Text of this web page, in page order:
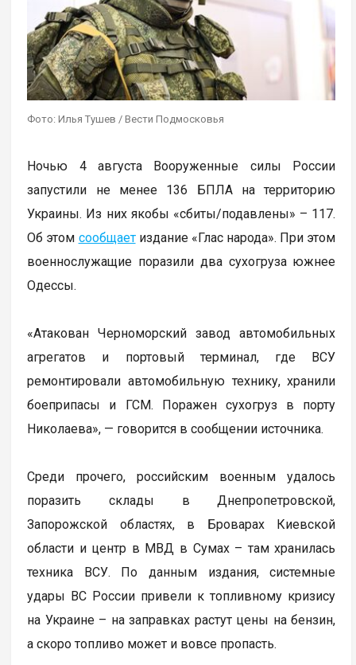
Фото: Илья Тушев / Вести Подмосковья
Ночью 4 августа Вооруженные силы России
запустили не менее 136 БПЛА на территорию
Украины. Из них якобы «сбиты/подавлены» – 117.
Об этом сообщаетиздание «Глас народа». При этом
военнослужащие поразили два сухогруза южнее
Одессы.
«Атакован Черноморский завод автомобильных
агрегатов и портовый терминал, где ВСУ
ремонтировали автомобильную технику, хранили
боеприпасы и ГСМ. Поражен сухогруз в порту
Николаева», — говорится в сообщении источника.
Среди прочего, российским военным удалось
поразить склады в Днепропетровской,
Запорожской областях, в Броварах Киевской
области и центр в МВД в Сумах – там хранилась
техника ВСУ. По данным издания, системные
удары ВС России привели к топливному кризису
на Украине – на заправках растут цены на бензин,
а скоро топливо может и вовсе пропасть.